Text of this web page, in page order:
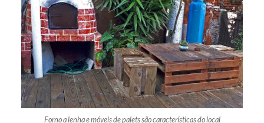
Forno a lenha e móveis de palets são características do local